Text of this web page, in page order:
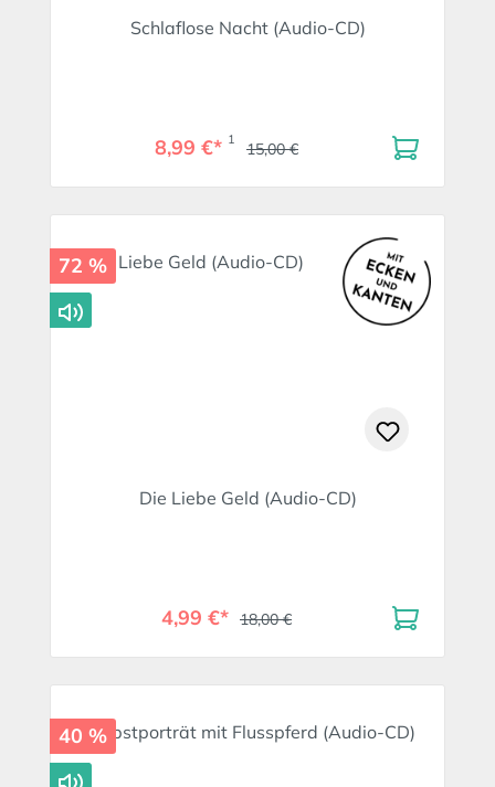
Schlaflose Nacht (Audio-CD)
8,99 €* 1 15,00 €
72 %
Die Liebe Geld (Audio-CD)
4,99 €* 18,00 €
40 %